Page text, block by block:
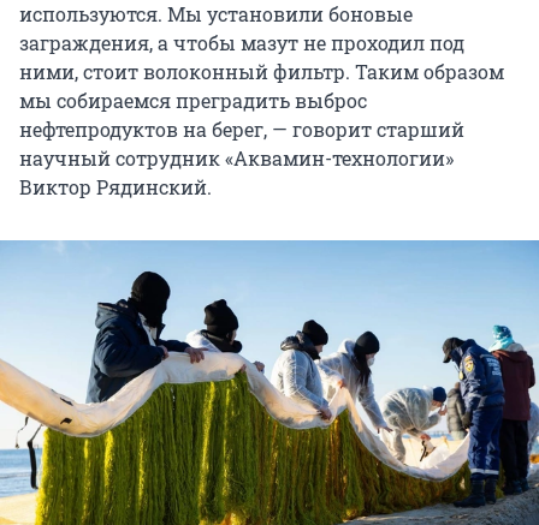
используются. Мы установили боновые
заграждения, а чтобы мазут не проходил под
ними, стоит волоконный фильтр. Таким образом
мы собираемся преградить выброс
нефтепродуктов на берег, — говорит старший
научный сотрудник «Аквамин-технологии»
Виктор Рядинский.